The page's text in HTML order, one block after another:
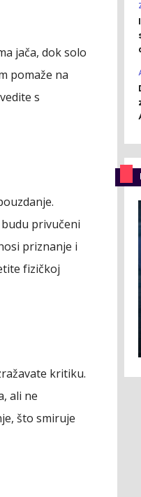
jača, dok solo
pomaže na
s
privučeni
priznanje i
fizičkoj
kritiku.
ali ne
što smiruje